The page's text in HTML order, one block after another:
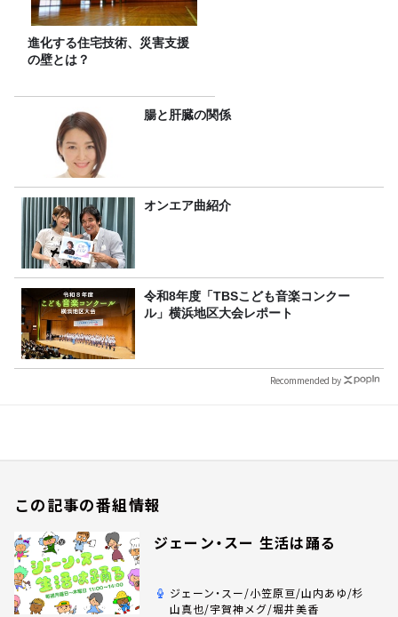
進化する住宅技術、災害支援
の壁とは？
腸と肝臓の関係
オンエア曲紹介
令和8年度「TBSこども音楽コンクー
ル」横浜地区大会レポート
Recommended by
この記事の番組情報
ジェーン・スー 生活は踊る
ジェーン・スー/小笠原亘/山内あゆ/杉
山真也/宇賀神メグ/堀井美香